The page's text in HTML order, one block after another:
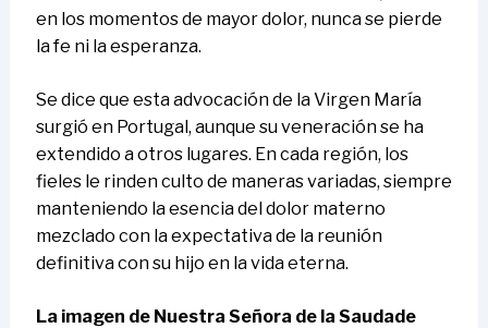
en los momentos de mayor dolor, nunca se pierde
la fe ni la esperanza.
Se dice que esta advocación de la Virgen María
surgió en Portugal, aunque su veneración se ha
extendido a otros lugares. En cada región, los
fieles le rinden culto de maneras variadas, siempre
manteniendo la esencia del dolor materno
mezclado con la expectativa de la reunión
definitiva con su hijo en la vida eterna.
La imagen de Nuestra Señora de la Saudade